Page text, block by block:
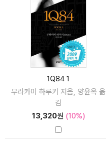
1Q84 1
무라카미 하루키 지음, 양윤옥 옮
김
13,320원 (10%)